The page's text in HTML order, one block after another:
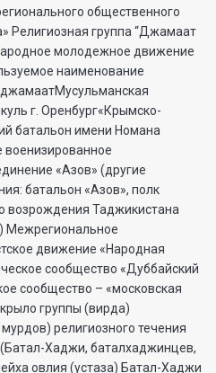
общественного
Религиозная группа “Джамаат
молодежное движение
наименование
г. Оренбург«Крымско-
батальон имени Номана
военизированное
«Азов» (другие
батальон «Азов», полк
возрождения Таджикистана
Межрегиональное
движение «Народная
сообщество «Дуббайский
сообщество – «московская
группы (вирда)
религиозного течения
Хаджи, баталхаджинцев,
овлия (устаза) Батал-Хаджи